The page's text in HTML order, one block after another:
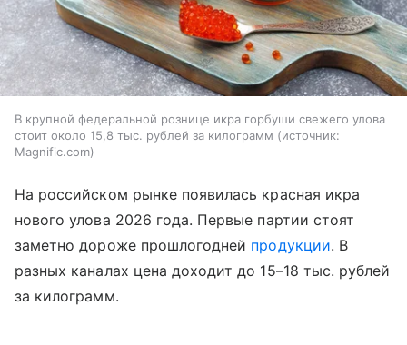
В крупной федеральной рознице икра горбуши свежего улова
стоит около 15,8 тыс. рублей за килограмм
источник:
Magnific.com
На российском рынке появилась красная икра
нового улова 2026 года. Первые партии стоят
заметно дороже прошлогодней продукции. В
разных каналах цена доходит до 15–18 тыс. рублей
за килограмм.